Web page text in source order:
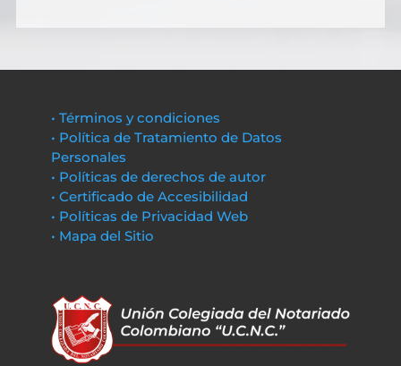
• Términos y condiciones
• Política de Tratamiento de Datos
Personales
• Políticas de derechos de autor
• Certificado de Accesibilidad
• Políticas de Privacidad Web
• Mapa del Sitio